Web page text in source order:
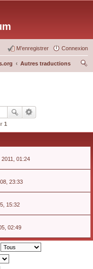
Connexion
M’enregistrer
Autres traductions
1
01:24
23:33
15:32
02:49